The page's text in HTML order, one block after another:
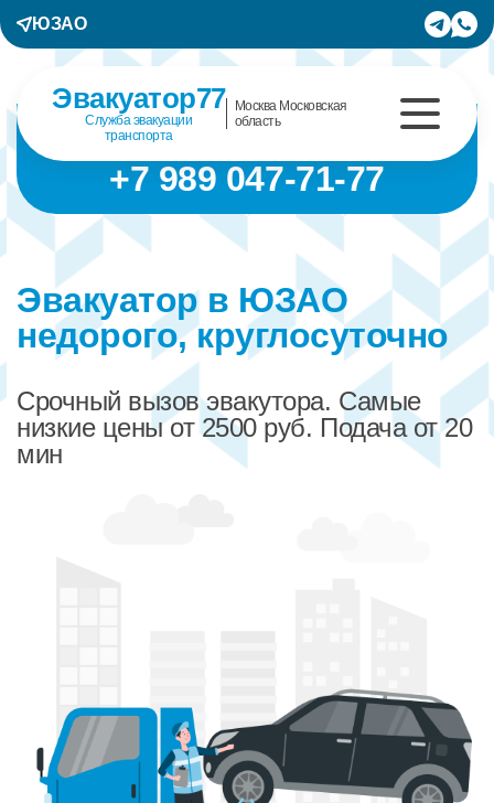
ЮЗАО
Эвакуатор77
Служба эвакуации
транспорта
Москва Московская
область
+7 989 047-71-77
Эвакуатор в ЮЗАО
недорого, круглосуточно
Срочный вызов эвакутора. Самые
низкие цены от 2500 руб. Подача от 20
мин